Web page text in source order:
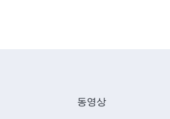
남편이라는 사실이 도무지 믿
다. 저는 몹시 마음이 아팠지만,
동영상